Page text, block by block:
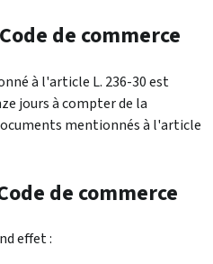
de commerce
à l'article L. 236-30 est
jours à compter de la
mentionnés à l'article
de commerce
effet :